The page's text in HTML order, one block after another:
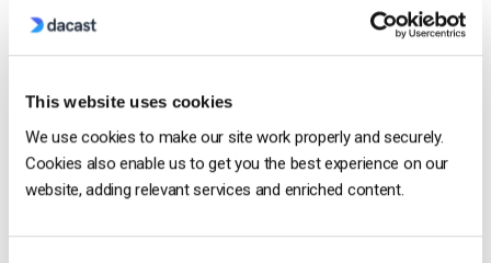
This website uses cookies
We use cookies to make our site work properly and securely.
Cookies also enable us to get you the best experience on our
website, adding relevant services and enriched content.
vídeode marca branca Avançado: $319/mês,
CONTINUE READING
Posted inThe video experts blog